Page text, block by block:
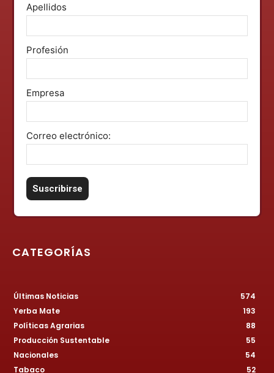
Apellidos
Profesión
Empresa
Correo electrónico:
CATEGORÍAS
Últimas Noticias
574
Yerba Mate
193
Políticas Agrarias
88
Producción Sustentable
55
Nacionales
54
Tabaco
52